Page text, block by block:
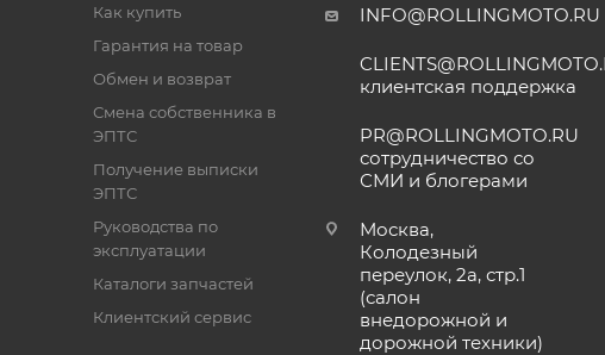
Как купить
Гарантия на товар
Обмен и возврат
Смена собственника в
ЭПТС
Получение выписки
ЭПТС
Руководства по
эксплуатации
Каталоги запчастей
Клиентский сервис
INFO@ROLLINGMOTO.RU
клиентская поддержка
PR@ROLLINGMOTO.RU
сотрудничество со
СМИ и блогерами
Москва,
Колодезный
переулок, 2а, стр.1
(салон
внедорожной и
дорожной техники)